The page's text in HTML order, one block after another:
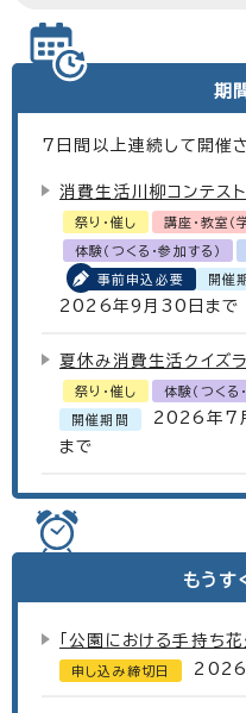
期
7 日間以上連続して開催さ
消費生活川柳コンテスト
祭り・催し 講座・教室（
体験（つくる・参加する）
事前申込必要 開催
2026年9月30日まで
夏休み消費生活クイズ
祭り・催し 体験（つくる
開催期間
2026年7
まで
もうす
「公園における手持ち
申し込み締切日 2026